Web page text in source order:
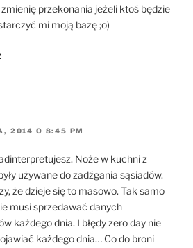
przekonania jeżeli ktoś będzie
mi moją bazę ;o)
2014 O 8:45 PM
Noże w kuchni z
używane do zadźgania sąsiadów.
że dzieje się to masowo. Tak samo
musi sprzedawać danych
każdego dnia. I błędy zero day nie
każdego dnia… Co do broni